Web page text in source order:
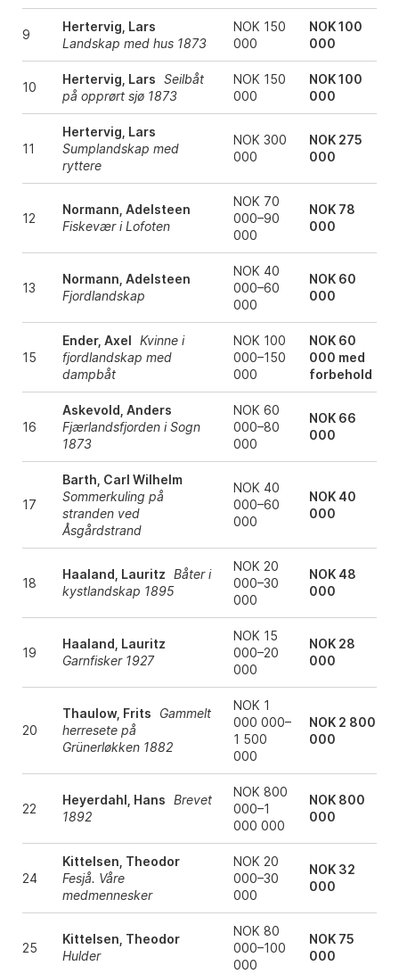
9
Hertervig, Lars
Landskap med hus 1873
NOK 150
000
NOK 100
000
10
Hertervig, Lars Seilbåt
på opprørt sjø 1873
NOK 150
000
NOK 100
000
11
Hertervig, Lars
Sumplandskap med
ryttere
NOK 300
000
NOK 275
000
12
Normann, Adelsteen
Fiskevær i Lofoten
NOK 70
000–90
000
NOK 78
000
13
Normann, Adelsteen
Fjordlandskap
NOK 40
000–60
000
NOK 60
000
15
Ender, Axel Kvinne i
fjordlandskap med
dampbåt
NOK 100
000–150
000
NOK 60
000 med
forbehold
16
Askevold, Anders
Fjærlandsfjorden i Sogn
1873
NOK 60
000–80
000
NOK 66
000
17
Barth, Carl Wilhelm
Sommerkuling på
stranden ved
Åsgårdstrand
NOK 40
000–60
000
NOK 40
000
18
Haaland, Lauritz Båter i
kystlandskap 1895
NOK 20
000–30
000
NOK 48
000
19
Haaland, Lauritz
Garnfisker 1927
NOK 15
000–20
000
NOK 28
000
20
Thaulow, Frits
Gammelt
herresete på
Grünerløkken 1882
NOK 1
000 000–
1 500
000
NOK 2 800
000
22
Heyerdahl, Hans Brevet
1892
NOK 800
000–1
000 000
NOK 800
000
24
Kittelsen, Theodor
Fesjå. Våre
medmennesker
NOK 20
000–30
000
NOK 32
000
25
Kittelsen, Theodor
Hulder
NOK 80
000–100
000
NOK 75
000